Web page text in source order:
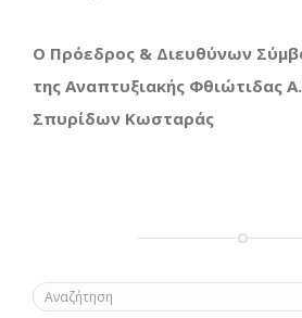
Ο Πρόεδρος & Διευθύνων
της Αναπτυξιακής Φθιώτιδας
Σπυρίδων Κωσταράς